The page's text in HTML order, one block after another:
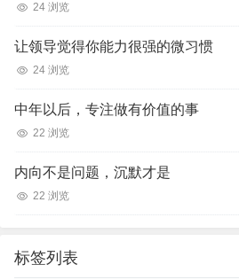
24 浏览
让领导觉得你能力很强的微习惯
24 浏览
中年以后，专注做有价值的事
22 浏览
内向不是问题，沉默才是
22 浏览
标签列表